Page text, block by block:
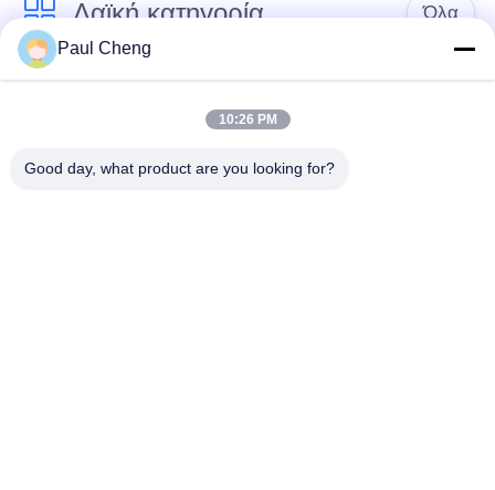
Λαϊκή κατηγορία Όλα
Εκσκαφέας
Τελικό Drive
εκσκαφέων
εργαλείο
Paul Cheng
10:26 PM
Good day, what product are you looking for?